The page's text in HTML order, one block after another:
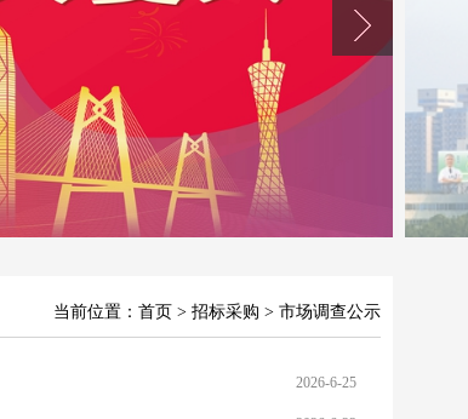
当前位置： 首页 > 招标采购 > 市场调查公示
2026-6-25